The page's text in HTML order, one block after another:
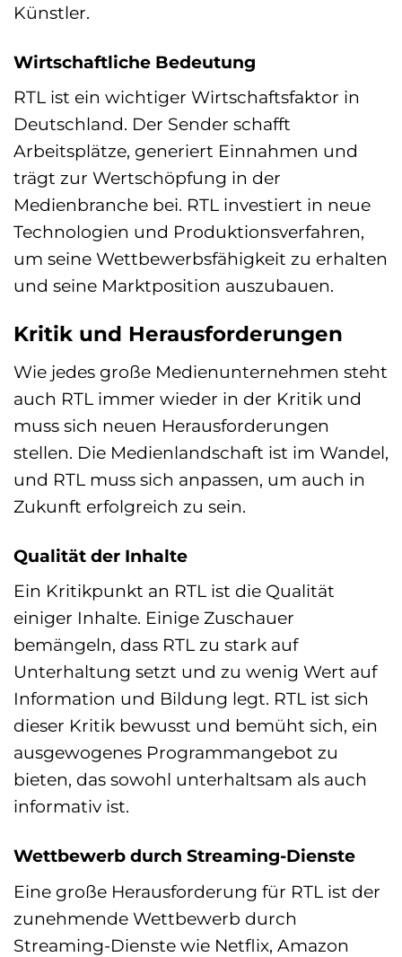
Künstler.
Wirtschaftliche Bedeutung
RTL ist ein wichtiger Wirtschaftsfaktor in
Deutschland. Der Sender schafft
Arbeitsplätze, generiert Einnahmen und
trägt zur Wertschöpfung in der
Medienbranche bei. RTL investiert in neue
Technologien und Produktionsverfahren,
um seine Wettbewerbsfähigkeit zu erhalten
und seine Marktposition auszubauen.
Kritik und Herausforderungen
Wie jedes große Medienunternehmen steht
auch RTL immer wieder in der Kritik und
muss sich neuen Herausforderungen
stellen. Die Medienlandschaft ist im Wandel,
und RTL muss sich anpassen, um auch in
Zukunft erfolgreich zu sein.
Qualität der Inhalte
Ein Kritikpunkt an RTL ist die Qualität
einiger Inhalte. Einige Zuschauer
bemängeln, dass RTL zu stark auf
Unterhaltung setzt und zu wenig Wert auf
Information und Bildung legt. RTL ist sich
dieser Kritik bewusst und bemüht sich, ein
ausgewogenes Programmangebot zu
bieten, das sowohl unterhaltsam als auch
informativ ist.
Wettbewerb durch Streaming-Dienste
Eine große Herausforderung für RTL ist der
zunehmende Wettbewerb durch
Streaming-Dienste wie Netflix, Amazon